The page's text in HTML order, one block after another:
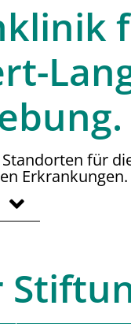
für
Erkrankungen.